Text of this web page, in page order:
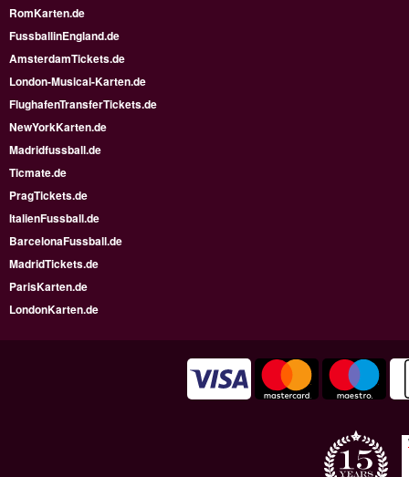
RomKarten.de
FussballinEngland.de
AmsterdamTickets.de
London-Musical-Karten.de
FlughafenTransferTickets.de
NewYorkKarten.de
Madridfussball.de
Ticmate.de
PragTickets.de
ItalienFussball.de
BarcelonaFussball.de
MadridTickets.de
ParisKarten.de
LondonKarten.de